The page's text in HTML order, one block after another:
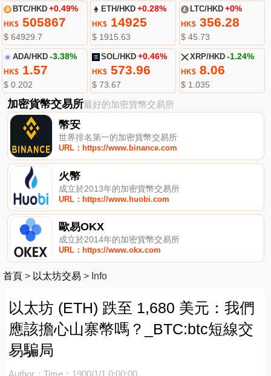
BTC/HKD +0.49%
HK$505867
$ 64929.7
ETH/HKD +0.28%
HK$ 14925
$ 1915.63
LTC/HKD +0%
HK$356.28
$ 45.73
ADA/HKD -3.38%
HK$1.57
$ 0.202
SOL/HKD +0.46%
HK$ 573.96
$ 73.67
XRP/HKD -1.24%
HK$8.06
$ 1.035
加密貨幣交易所最好的加密貨幣交易所
幣安
世界排名第一的加密貨幣交易所
URL：https://www.binance.com
火幣
成立於2013年的加密貨幣交易所
URL：https://www.huobi.com
歐易OKX
成立於2014年的加密貨幣交易所
URL：https://www.okx.com
首頁 > 以太坊交易 > Info
以太坊 (ETH) 跌至 1,680 美元：我們
應該擔心山寨幣嗎？_BTC:btc短線交
易騙局
Author： Time：1900/1/1 0:00:00